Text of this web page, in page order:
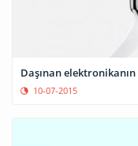
Daşınan
10-07-2015